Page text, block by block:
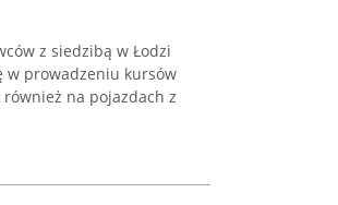
z siedzibą w Łodzi
w prowadzeniu kursów
również na pojazdach z